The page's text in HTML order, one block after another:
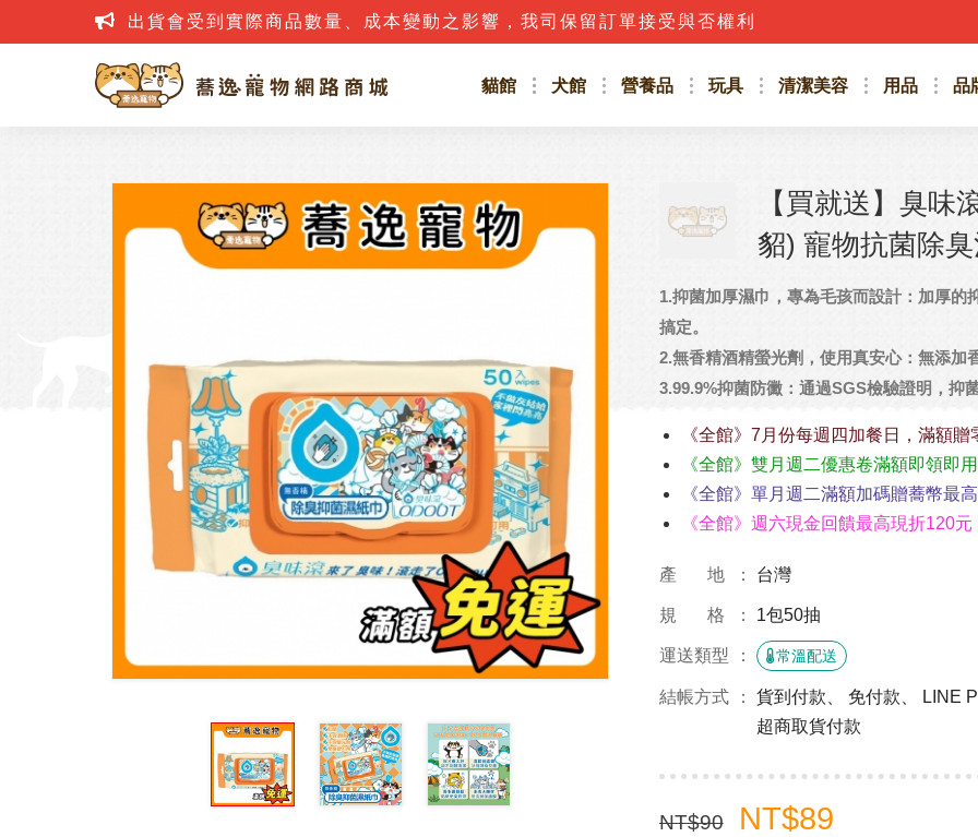
出貨會受到實際商品數量、成本變動之影響，我司保留訂單接受與否權利
貓館 犬館 營養品 玩具 清潔美容 用品 品
【買就送】臭味
貂) 寵物抗菌除
1.抑菌加厚濕巾，專為毛孩而設計：加厚
搞定。
2.無香精酒精螢光劑，使用真安心：無添加
3.99.9%抑菌防黴：通過SGS檢驗證明，抑
《全館》7月份每週四加餐日，滿額贈
《全館》雙月週二優惠卷滿額即領即用
《全館》單月週二滿額加碼贈蕎幣最
《全館》週六現金回饋最高現折120元
產 地 台灣
規 格 1包50抽
運送類型 常溫配送
結帳方式
貨到付款、 免付款、 LINE
超商取貨付款
NT$90 NT$89